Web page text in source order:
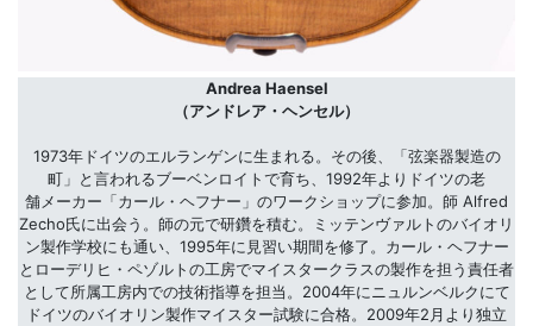
Andrea Haensel
（アンドレア・ヘンセル）
1973年ドイツのエルランゲンに生まれる。その後、「弦楽器製造の
町」と言われるブーベンロイトで育ち、1992年よりドイツの老
舗メーカー「カール・ヘフナー」のワークショップに参加。師 Alfred
Zecho氏に出会う。師の元で研鑽を積む。ミッテンヴァルトのバイオリ
ン製作学校にも通い、1995年に見習い期間を修了。カール・ヘフナー
とローデリヒ・ペゾルトの工房でマイスタークラスの製作を担う責任者
として所属工房内での技術指導を担当。2004年にニュルンベルクにて
ドイツのバイオリン製作マイスター試験に合格。2009年2月より独立